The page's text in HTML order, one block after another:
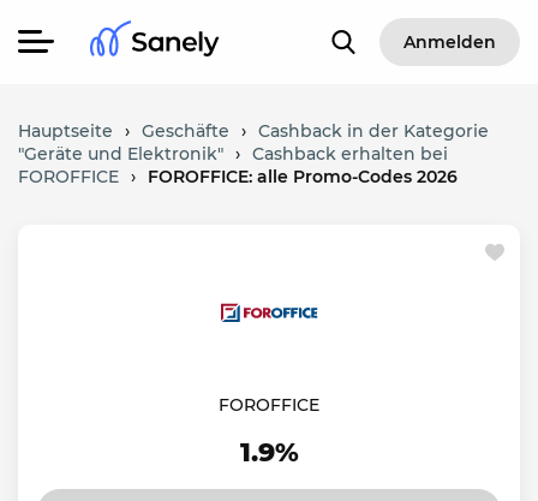
Anmelden
Hauptseite › Geschäfte › Cashback in der Kategorie
"Geräte und Elektronik" › Cashback erhalten bei
FOROFFICE › FOROFFICE: alle Promo-Codes 2026
FOROFFICE
1.9%